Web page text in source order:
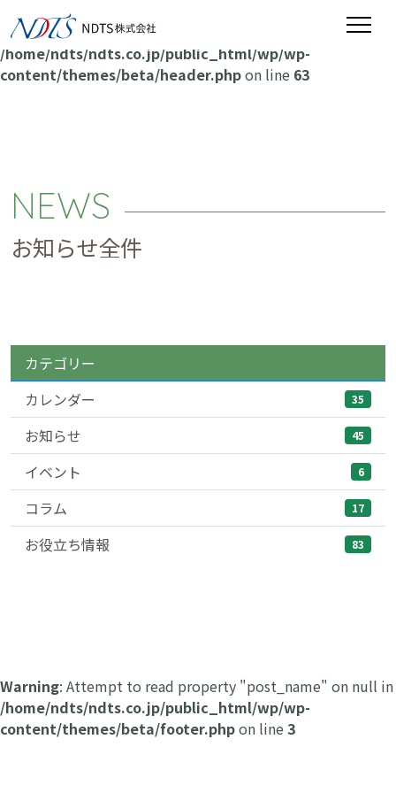
Warning: Attempt to read property "post_name" on null in
/home/ndts/ndts.co.jp/public_html/wp/wp-
content/themes/beta/header.phpon line 63
NEWS
お知らせ全件
カテゴリー
カレンダー
35
お知らせ 45
イベント 6
コラム 17
お役立ち情報 83
Warning: Attempt to read property "post_name" on null in
/home/ndts/ndts.co.jp/public_html/wp/wp-
content/themes/beta/footer.phpon line3